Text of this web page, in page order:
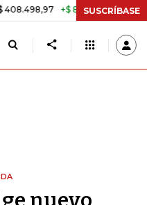
+$ 8.753,81 +2,19% TASA
SUSCRÍBASE